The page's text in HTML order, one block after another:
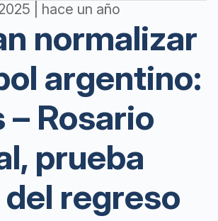
| hace un año
normalizar
argentino:
– Rosario
prueba
regreso